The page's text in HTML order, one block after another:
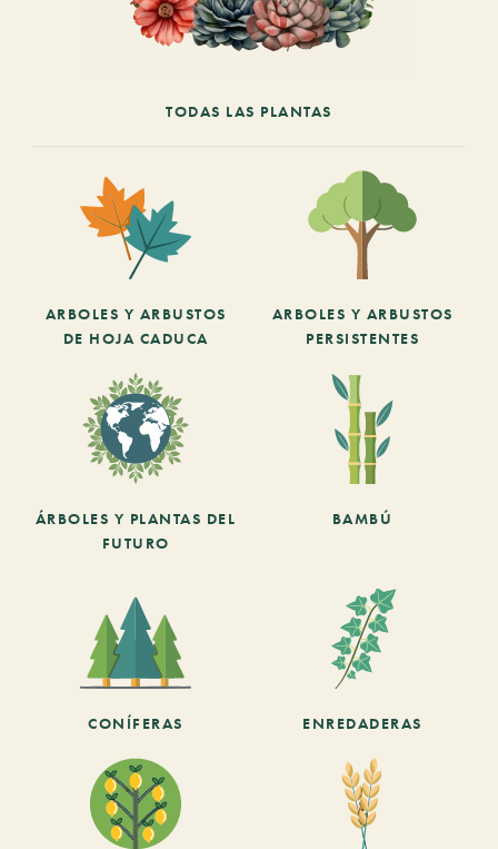
TODAS LAS PLANTAS
ARBOLES Y ARBUSTOS
DE HOJA CADUCA
ARBOLES Y ARBUSTOS
PERSISTENTES
ÁRBOLES Y PLANTAS DEL
FUTURO
BAMBÚ
CONÍFERAS ENREDADERAS